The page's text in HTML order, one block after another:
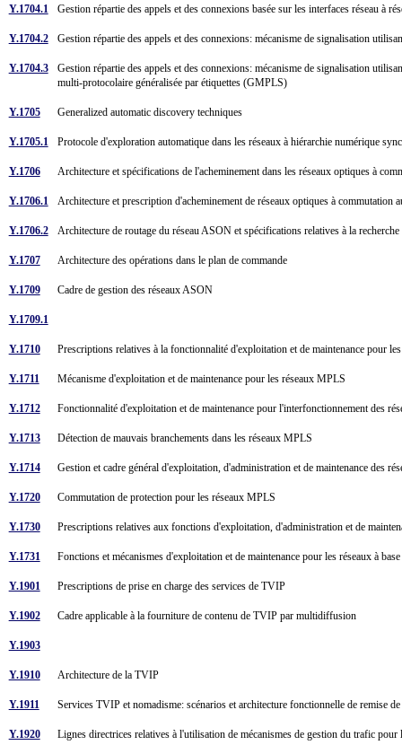
Y.1704.1 Gestion répartie des appels et des connexions basée sur les interfaces réseau à
Y.1704.2 Gestion répartie des appels et des connexions: mécanisme de signalisation
Y.1704.3
Gestion répartie des appels et des connexions: mécanisme de signalisation
multi-protocolaire généralisée par étiquettes (GMPLS)
Y.1705 Generalized automatic discovery techniques
Y.1705.1 Protocole d'exploration automatique dans les réseaux à hiérarchie numérique
Y.1706 Architecture et spécifications de l'acheminement dans les réseaux optiques à
Y.1706.1 Architecture et prescription d'acheminement de réseaux optiques à
Y.1706.2 Architecture de routage du réseau ASON et spécifications relatives à la
Y.1707 Architecture des opérations dans le plan de commande
Y.1709 Cadre de gestion des réseaux ASON
Y.1709.1
Y.1710 Prescriptions relatives à la fonctionnalité d'exploitation et de maintenance pour
Y.1711 Mécanisme d'exploitation et de maintenance pour les réseaux MPLS
Y.1712 Fonctionnalité d'exploitation et de maintenance pour l'interfonctionnement des
Y.1713 Détection de mauvais branchements dans les réseaux MPLS
Y.1714 Gestion et cadre général d'exploitation, d'administration et de maintenance des
Y.1720 Commutation de protection pour les réseaux MPLS
Y.1730 Prescriptions relatives aux fonctions d'exploitation, d'administration et de
Y.1731 Fonctions et mécanismes d'exploitation et de maintenance pour les réseaux à
Y.1901 Prescriptions de prise en charge des services de TVIP
Y.1902 Cadre applicable à la fourniture de contenu de TVIP par multidiffusion
Y.1903
Y.1910 Architecture de la TVIP
Y.1911 Services TVIP et nomadisme: scénarios et architecture fonctionnelle de remise
Y.1920 Lignes directrices relatives à l'utilisation de mécanismes de gestion du trafic